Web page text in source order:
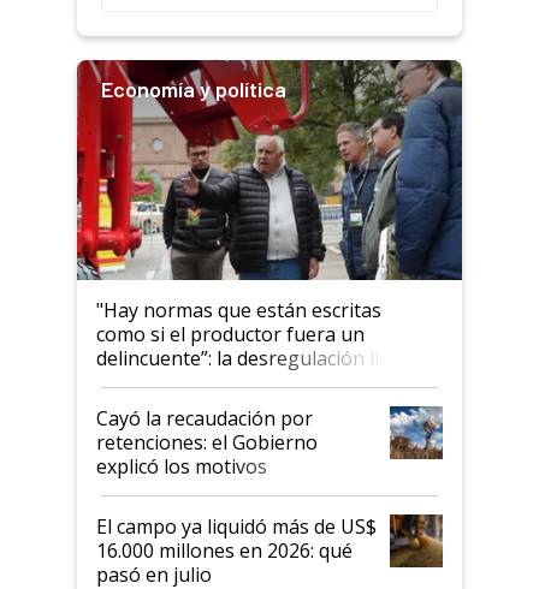
Economía y política
"Hay normas que están escritas
como si el productor fuera un
delincuente”: la desregulación llegó
al Congreso Aapresid y hasta se
habló del financiamiento al IPCVA
Cayó la recaudación por
retenciones: el Gobierno
explicó los motivos
El campo ya liquidó más de US$
16.000 millones en 2026: qué
pasó en julio